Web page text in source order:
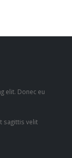
elit. Donec eu
sagittis velit